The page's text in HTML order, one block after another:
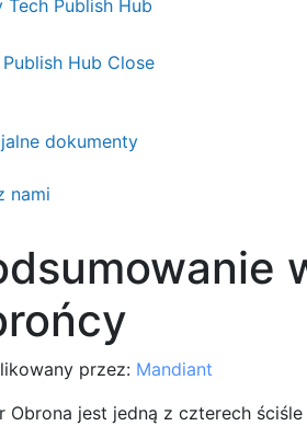
Hub Close
dokumenty
nami
przez: Mandiant
​​Obrona jest jedną z czterech